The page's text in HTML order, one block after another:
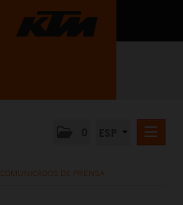
COMUNICADOS DE PRENSA